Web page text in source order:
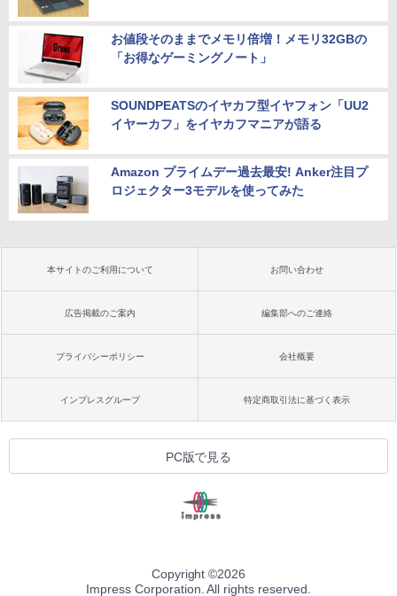
お値段そのままでメモリ倍増！メモリ32GBの
「お得なゲーミングノート」
SOUNDPEATSのイヤカフ型イヤフォン「UU2
イヤーカフ」をイヤカフマニアが語る
Amazon プライムデー過去最安! Anker注目プ
ロジェクター3モデルを使ってみた
本サイトのご利用について お問い合わせ
広告掲載のご案内 編集部へのご連絡
プライバシーポリシー 会社概要
インプレスグループ 特定商取引法に基づく表示
PC版で見る
Copyright ©2026
Impress Corporation. All rights reserved.